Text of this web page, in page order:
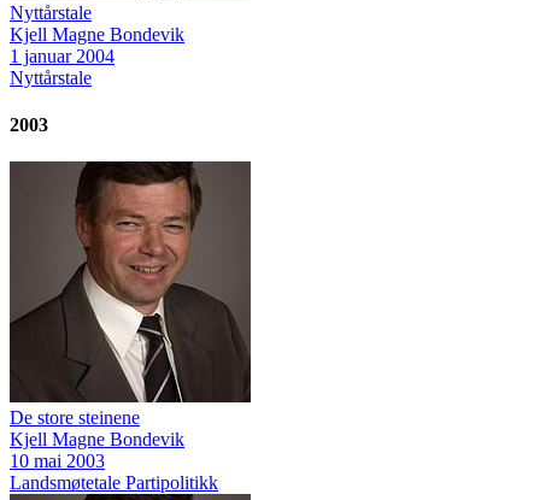
Nyttårstale
Kjell Magne Bondevik
1 januar 2004
Nyttårstale
2003
De store steinene
Kjell Magne Bondevik
10 mai 2003
Landsmøtetale Partipolitikk